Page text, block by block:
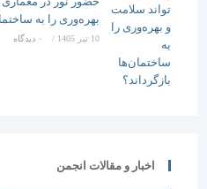
بهره‌وری را به ساختمان‌ها
/ ۰ دیدگاه
اخبار و مقالات انجمن